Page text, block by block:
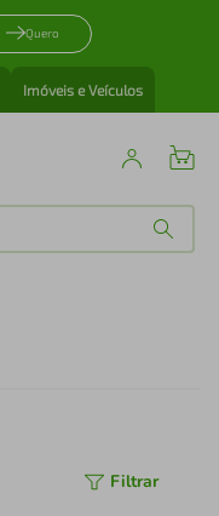
Quero
Imóveis e Veículos
Filtrar